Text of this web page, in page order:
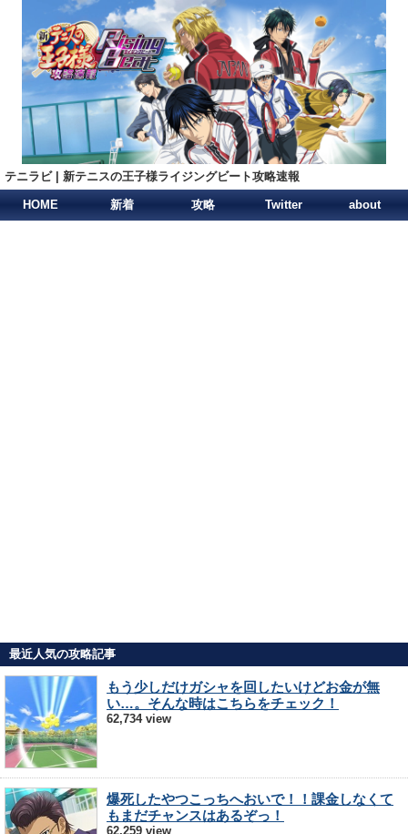
テニラビ | 新テニスの王子様ライジングビート攻略速報
HOME 新着 攻略 Twitter about
最近人気の攻略記事
もう少しだけガシャを回したいけどお金が無
い…。そんな時はこちらをチェック！
62,734 view
爆死したやつこっちへおいで！！課金しなくて
もまだチャンスはあるぞっ！
62,259 view